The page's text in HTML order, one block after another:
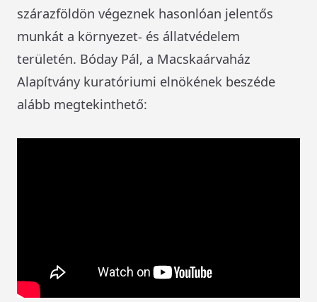
szárazföldön végeznek hasonlóan jelentős
munkát a környezet- és állatvédelem
területén. Bóday Pál, a Macskaárvaház
Alapítvány kuratóriumi elnökének beszéde
alább megtekinthető: